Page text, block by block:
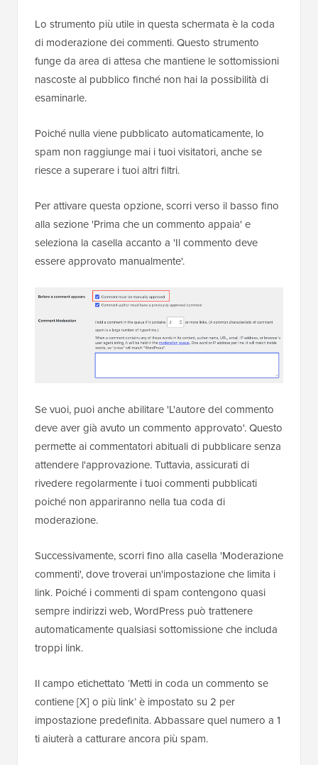
Lo strumento più utile in questa schermata è la coda
di moderazione dei commenti. Questo strumento
funge da area di attesa che mantiene le sottomissioni
nascoste al pubblico finché non hai la possibilità di
esaminarle.
Poiché nulla viene pubblicato automaticamente, lo
spam non raggiunge mai i tuoi visitatori, anche se
riesce a superare i tuoi altri filtri.
Per attivare questa opzione, scorri verso il basso fino
alla sezione 'Prima che un commento appaia' e
seleziona la casella accanto a 'Il commento deve
essere approvato manualmente'.
Se vuoi, puoi anche abilitare 'L'autore del commento
deve aver già avuto un commento approvato'. Questo
permette ai commentatori abituali di pubblicare senza
attendere l'approvazione. Tuttavia, assicurati di
rivedere regolarmente i tuoi commenti pubblicati
poiché non appariranno nella tua coda di
moderazione.
Successivamente, scorri fino alla casella 'Moderazione
commenti', dove troverai un'impostazione che limita i
link. Poiché i commenti di spam contengono quasi
sempre indirizzi web, WordPress può trattenere
automaticamente qualsiasi sottomissione che includa
troppi link.
Il campo etichettato ‘Metti in coda un commento se
contiene [X] o più link’ è impostato su 2 per
impostazione predefinita. Abbassare quel numero a 1
ti aiuterà a catturare ancora più spam.